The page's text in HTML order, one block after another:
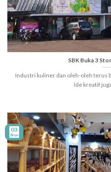
SBK Buka 3
Industri kuliner dan oleh-oleh terus
Ide kreatif
03
Nov